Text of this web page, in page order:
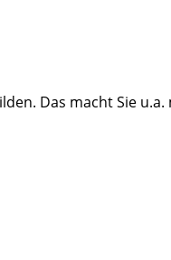
Das macht Sie